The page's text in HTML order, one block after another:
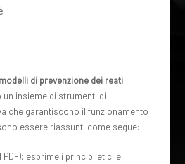
di prevenzione dei reati
insieme di strumenti di
che garantiscono il funzionamento
essere riassunti come segue:
; esprime i principi etici e